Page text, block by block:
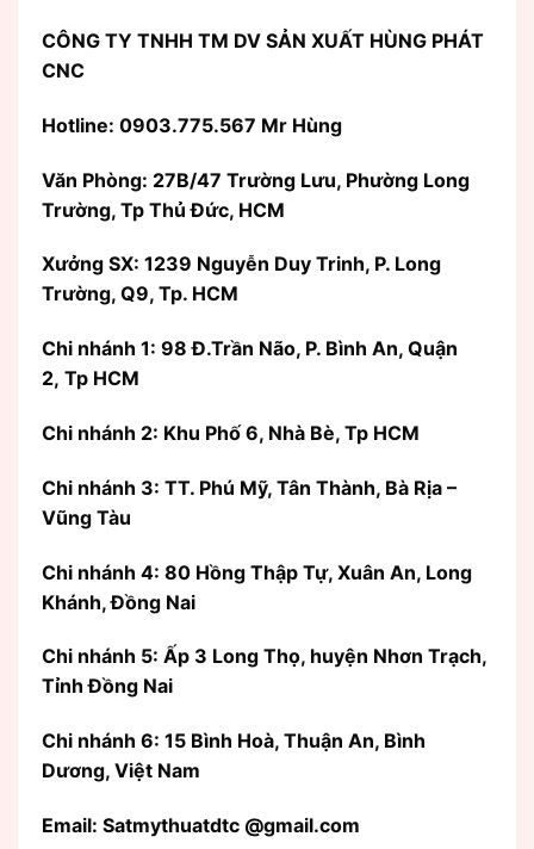
CÔNG TY TNHH TM DV SẢN XUẤT HÙNG PHÁT
CNC
Hotline: 0903.775.567 Mr Hùng
Văn Phòng: 27B/47 Trường Lưu, Phường Long
Trường, Tp Thủ Đức, HCM
Xưởng SX: 1239 Nguyễn Duy Trinh, P. Long
Trường, Q9, Tp. HCM
Chi nhánh 1: 98 Đ.Trần Não, P. Bình An, Quận
2, Tp HCM
Chi nhánh 2: Khu Phố 6, Nhà Bè, Tp HCM
Chi nhánh 3: TT. Phú Mỹ, Tân Thành, Bà Rịa –
Vũng Tàu
Chi nhánh 4: 80 Hồng Thập Tự, Xuân An, Long
Khánh, Đồng Nai
Chi nhánh 5: Ấp 3 Long Thọ, huyện Nhơn Trạch,
Tỉnh Đồng Nai
Chi nhánh 6: 15 Bình Hoà, Thuận An, Bình
Dương, Việt Nam
Email: Satmythuatdtc @gmail.com